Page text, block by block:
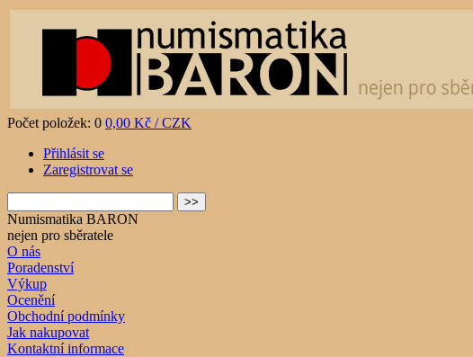
Počet položek: 0 0,00 Kč / CZK
Přihlásit se
Zaregistrovat se
Numismatika BARON
nejen pro sběratele
O nás
Poradenství
Výkup
Ocenění
Obchodní podmínky
Jak nakupovat
Kontaktní informace